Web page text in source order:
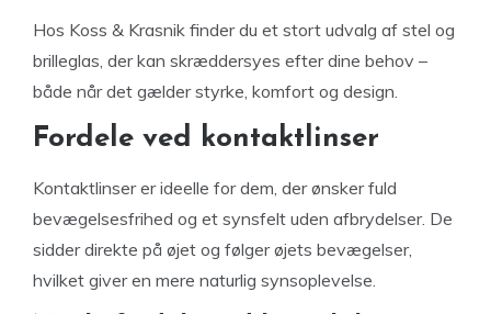
Hos Koss & Krasnik finder du et stort udvalg af stel og
brilleglas, der kan skræddersyes efter dine behov –
både når det gælder styrke, komfort og design.
Fordele ved kontaktlinser
Kontaktlinser er ideelle for dem, der ønsker fuld
bevægelsesfrihed og et synsfelt uden afbrydelser. De
sidder direkte på øjet og følger øjets bevægelser,
hvilket giver en mere naturlig synsoplevelse.